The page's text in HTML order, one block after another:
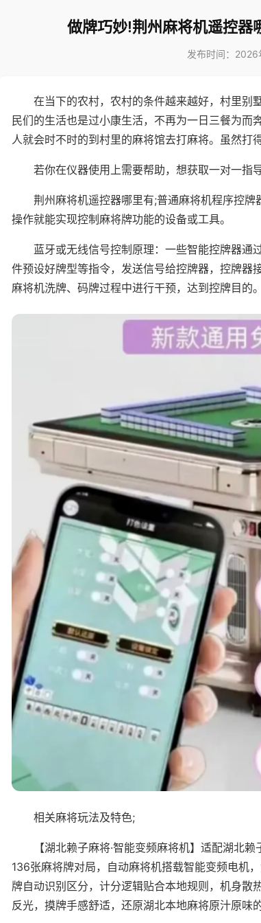
做牌巧妙!荆州麻将机遥控器
发布时间：
在当下的农村，农村的条件越来越好，村里别
民们的生活也是过小康生活，不再为一日三餐为
人就会时不时的到村里的麻将馆去打麻将。虽然打
若你在仪器使用上需要帮助，想获取一对一指
荆州麻将机遥控器哪里有;普通麻将机程序控
操作就能实现控制麻将牌功能的设备或工具。
蓝牙或无线信号控制原理：一些智能控牌器通
件预设好牌型等指令，发送信号给控牌器，控牌器
麻将机洗牌、码牌过程中进行干预，达到控牌目的。
相关麻将玩法及特色;
【湖北赖子麻将·智能变频麻将机】适配湖北
136张麻将牌对局，自动麻将机搭载智能变频电机
牌自动识别区分，计分逻辑贴合本地规则，机身散
反光，摸牌手感舒适，还原湖北本地麻将原汁原味